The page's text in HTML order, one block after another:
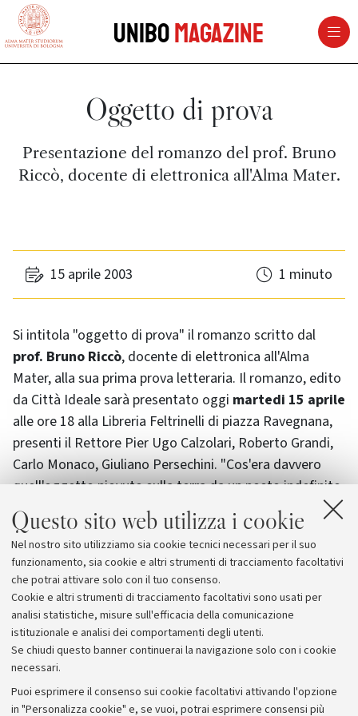
Questo sito web utilizza i cookie
Nel nostro sito utilizziamo sia cookie tecnici necessari per il suo
funzionamento, sia cookie e altri strumenti di tracciamento facoltativi
che potrai attivare solo con il tuo consenso.
Cookie e altri strumenti di tracciamento facoltativi sono usati per
analisi statistiche, misure sull'efficacia della comunicazione
istituzionale e analisi dei comportamenti degli utenti.
Se chiudi questo banner continuerai la navigazione solo con i cookie
necessari.
Puoi esprimere il consenso sui cookie facoltativi attivando l'opzione
in "Personalizza cookie" e, se vuoi, potrai esprimere consensi più
vai al contenuto della pagina
UniboMagazine
Oggetto di prova
Presentazione del romanzo del prof. Bruno
Riccò, docente di elettronica all'Alma Mater.
15 aprile 2003 1 minuto
Si intitola "oggetto di prova" il romanzo scritto dal
prof. Bruno Riccò, docente di elettronica all'Alma
Mater, alla sua prima prova letteraria. Il romanzo, edito
da Città Ideale sarà presentato oggi martedi 15 aprile
alle ore 18 alla Libreria Feltrinelli di piazza Ravegnana,
presenti il Rettore Pier Ugo Calzolari, Roberto Grandi,
Carlo Monaco, Giuliano Persechini. "Cos'era davvero
quell'oggetto piovuto sulla terra da un posto indefinito
dello spazio?: questo il quesito iniziale del romanzo,
che potrebbe essere impropriamente definito di
"fantascienza" ma forse meglio di scienza e di
coscienza (quella di chi fa ricerca) di fronte all'impulso
profondo di "capire".
Archivio